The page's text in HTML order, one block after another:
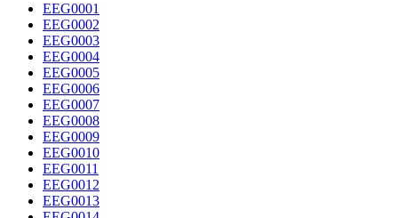
EEG0001
EEG0002
EEG0003
EEG0004
EEG0005
EEG0006
EEG0007
EEG0008
EEG0009
EEG0010
EEG0011
EEG0012
EEG0013